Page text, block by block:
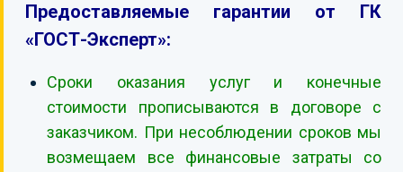
Предоставляемые гарантии от ГК
«ГОСТ-Эксперт»:
Сроки оказания услуг и конечные
стоимости прописываются в договоре с
заказчиком. При несоблюдении сроков мы
возмещаем все финансовые затраты со